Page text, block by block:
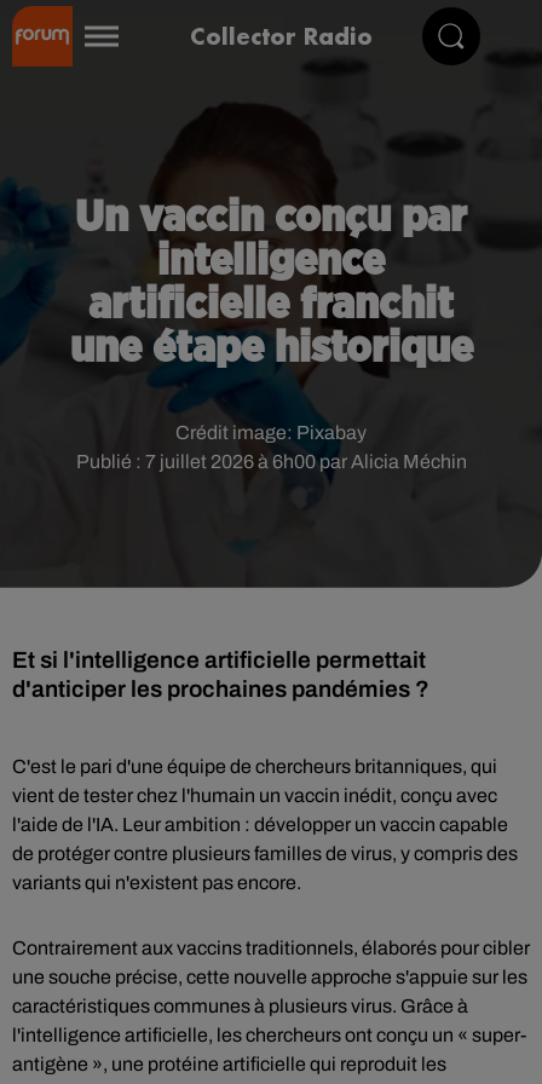
Collector Radio
Un vaccin conçu par
intelligence
artificielle franchit
une étape historique
Publié : 7 juillet 2026 à 6h00 par Alicia Méchin
Crédit image: Pixabay
Et si l'intelligence artificielle permettait
d'anticiper les prochaines pandémies ?
C'est le pari d'une équipe de chercheurs britanniques, qui
vient de tester chez l'humain un vaccin inédit, conçu avec
l'aide de l'IA. Leur ambition : développer un vaccin capable
de protéger contre plusieurs familles de virus, y compris des
variants qui n'existent pas encore.
Contrairement aux vaccins traditionnels, élaborés pour cibler
une souche précise, cette nouvelle approche s'appuie sur les
caractéristiques communes à plusieurs virus. Grâce à
l'intelligence artificielle, les chercheurs ont conçu un « super-
antigène », une protéine artificielle qui reproduit les